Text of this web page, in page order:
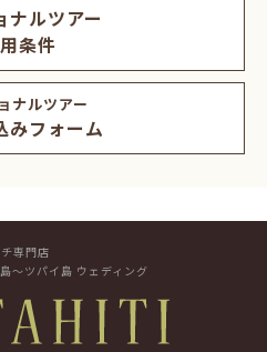
ナルツアー
条件
ナルツアー
みフォーム
チ専門店
～ツパイ島 ウェディング